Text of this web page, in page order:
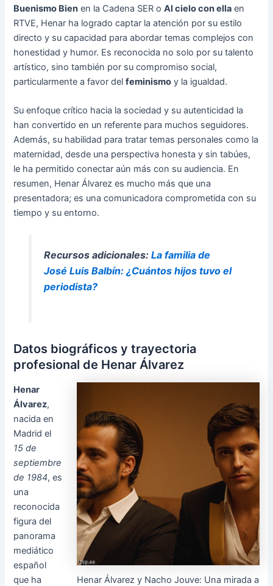
Buenismo Bien en la Cadena SER oAl cielo con ella en
RTVE, Henar ha logrado captar la atención por su estilo
directo y su capacidad para abordar temas complejos con
honestidad y humor. Es reconocida no solo por su talento
artístico, sino también por su compromiso social,
particularmente a favor delfeminismo y la igualdad.
Su enfoque crítico hacia la sociedad y su autenticidad la
han convertido en un referente para muchos seguidores.
Además, su habilidad para tratar temas personales como la
maternidad, desde una perspectiva honesta y sin tabúes,
le ha permitido conectar aún más con su audiencia. En
resumen, Henar Álvarez es mucho más que una
presentadora; es una comunicadora comprometida con su
tiempo y su entorno.
Recursos adicionales: La familia de
José Luis Balbín: ¿Cuántos hijos tuvo el
periodista?
Datos biográficos y trayectoria
profesional de Henar Álvarez
Henar Álvarez y Nacho Jouve: Una mirada a
Henar
Álvarez,
nacida en
Madrid el
15 de
septiembre
de 1984, es
una
reconocida
figura del
panorama
mediático
español
que ha